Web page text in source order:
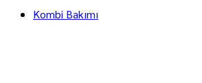
Kombi Bakımı